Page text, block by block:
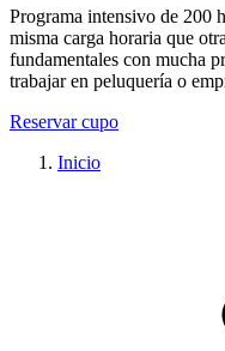
Programa intensivo de 200
misma carga horaria que
fundamentales con mucha
trabajar en peluquería o
Reservar cupo
Inicio